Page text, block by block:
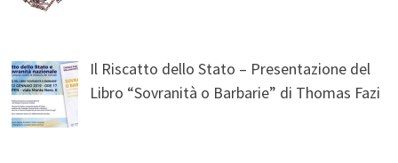
Il Riscatto dello Stato – Presentazione del
Libro “Sovranità o Barbarie” di Thomas Fazi